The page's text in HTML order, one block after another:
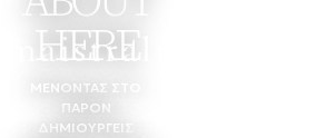
HERE
ΜΕΝΟΝΤΑΣ ΣΤΟ
ΠΑΡΟΝ
ΔΗΜΙΟΥΡΓΕΙΣ